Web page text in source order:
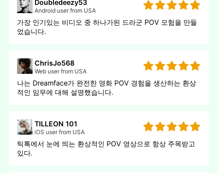
Doubledeezy53
Android user from USA
가장 인기있는 비디오 중 하나가된 드라군 POV 모험을 만들
었습니다.
ChrisJo568
Web user from USA
나는 Dreamface가 완전한 영화 POV 경험을 생산하는 환상
적인 임무에 대해 설명했습니다.
TILLEON 101
iOS user from USA
틱톡에서 눈에 띄는 환상적인 POV 영상으로 항상 주목받고
있다.